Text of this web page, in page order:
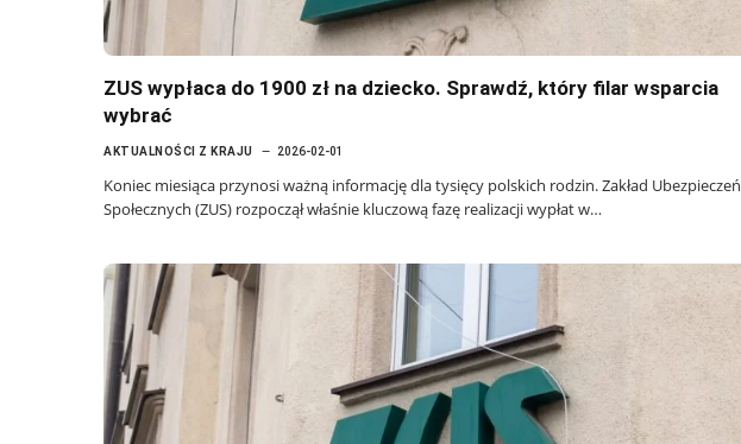
ZUS wypłaca do 1900 zł na dziecko. Sprawdź, który filar wsparcia
wybrać
AKTUALNOŚCI Z KRAJU 2026-02-01
Koniec miesiąca przynosi ważną informację dla tysięcy polskich rodzin. Zakład Ubezpieczeń
Społecznych (ZUS) rozpoczął właśnie kluczową fazę realizacji wypłat w…